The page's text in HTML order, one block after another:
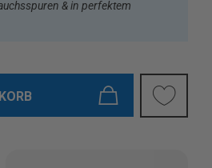
& in perfektem